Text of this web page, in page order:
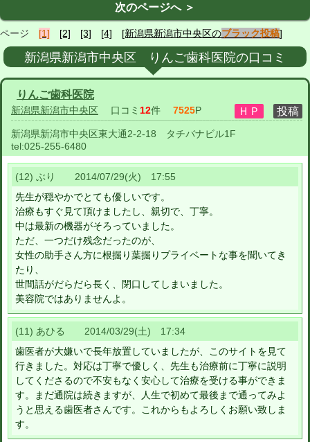
次のページへ ＞
ページ [1] [2] [3] [4] [新潟県新潟市中央区のブラック投稿]
新潟県新潟市中央区 りんご歯科医院の口コミ
りんご歯科医院
新潟県新潟市中央区 口コミ 12件 7525P
新潟県新潟市中央区東大通2-2-18 タチバナビル1F
tel:025-255-6480
(12) ぶり 2014/07/29(火) 17:55
先生が穏やかでとても優しいです。
治療もすぐ見て頂けましたし、親切で、丁寧。
中は最新の機器がそろっていました。
ただ、一つだけ残念だったのが、
女性の助手さん方に根掘り葉掘りプライベートな事を聞いてき
たり、
世間話がだらだら長く、閉口してしまいました。
美容院ではありませんよ。
(11) あひる 2014/03/29(土) 17:34
歯医者が大嫌いで長年放置していましたが、このサイトを見て
行きました。対応は丁寧で優しく、先生も治療前に丁寧に説明
してくださるので不安もなく安心して治療を受ける事ができま
す。まだ通院は続きますが、人生で初めて最後まで通ってみよ
うと思える歯医者さんです。これからもよろしくお願い致しま
す。